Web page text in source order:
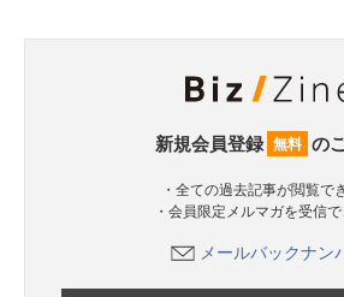
新規会員登録 無料 の
・全ての過去記事が閲覧で
・会員限定メルマガを受信
メールバックナン